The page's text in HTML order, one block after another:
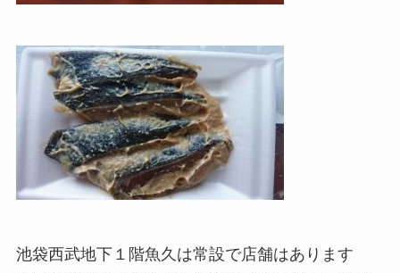
池袋西武地下１階魚久は常設で店舗はあります